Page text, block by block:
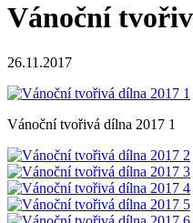
Vánoční
26.11.2017
Vánoční tvořivá dílna 2017 1